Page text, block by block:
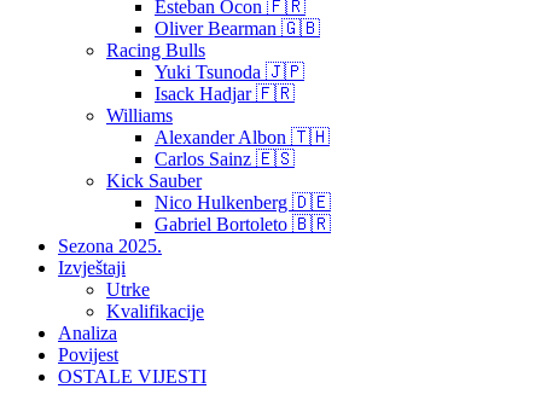
Esteban Ocon 🇫🇷
Oliver Bearman 🇬🇧
Racing Bulls
Yuki Tsunoda 🇯🇵
Isack Hadjar 🇫🇷
Williams
Alexander Albon 🇹🇭
Carlos Sainz 🇪🇸
Kick Sauber
Nico Hulkenberg 🇩🇪
Gabriel Bortoleto 🇧🇷
Sezona 2025.
Izvještaji
Utrke
Kvalifikacije
Analiza
Povijest
OSTALE VIJESTI